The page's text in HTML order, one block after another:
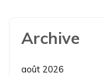
Archive
août 2026